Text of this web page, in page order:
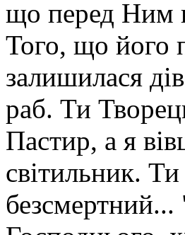
що перед Ним
Того, що його
залишилася
раб. Ти
Пастир, а я
світильник.
безсмертний...